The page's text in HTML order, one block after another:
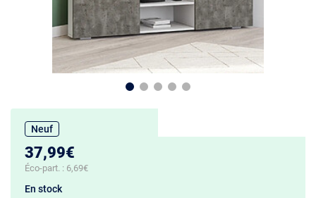
Neuf
37,99€
Éco-part. : 6,69€
En stock